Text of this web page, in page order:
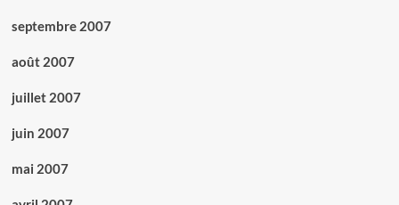
septembre 2007
août 2007
juillet 2007
juin 2007
mai 2007